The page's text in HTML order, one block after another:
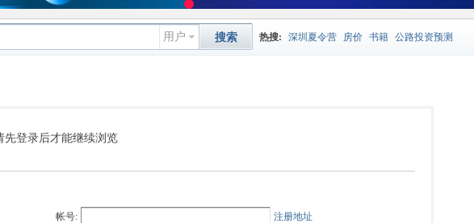
用户 搜索 热搜: 深圳夏令营 房价 书籍 公路投资预测
先登录后才能继续浏览
帐号: 注册地址